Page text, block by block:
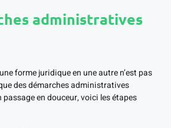
administratives
forme juridique en une autre n’est pas
des démarches administratives
en douceur, voici les étapes